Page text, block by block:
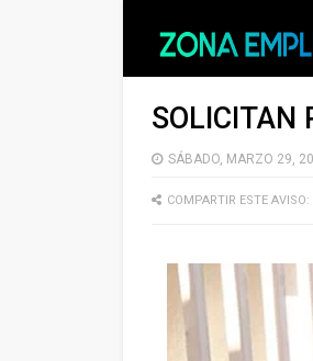
SOLICITAN
SÁBADO, MARZO 29,
COMPARTIR ESTE AVISO: